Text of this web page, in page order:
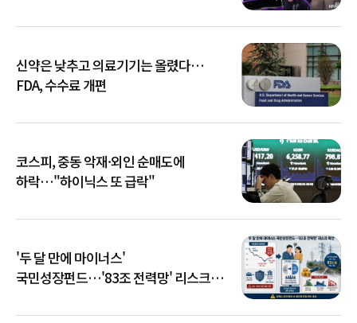
신약은 낮추고 의료기기는 올렸다…
FDA, 수수료 개편
코스피, 중동 악재·외인 순매도에
하락…"하이닉스 또 급락"
'두 달 만에 마이너스'
국민성장펀드…'83조 전력망' 리스크